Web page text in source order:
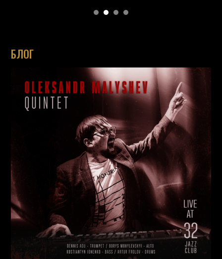
БЛОГ